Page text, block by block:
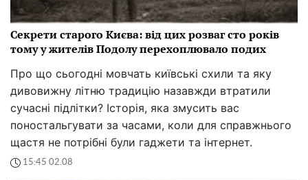
Секрети старого Києва: від цих розваг сто років
тому у жителів Подолу перехоплювало подих
Про що сьогодні мовчать київські схили та яку
дивовижну літню традицію назавжди втратили
сучасні підлітки? Історія, яка змусить вас
поностальгувати за часами, коли для справжнього
щастя не потрібні були гаджети та інтернет.
15:45 02.08